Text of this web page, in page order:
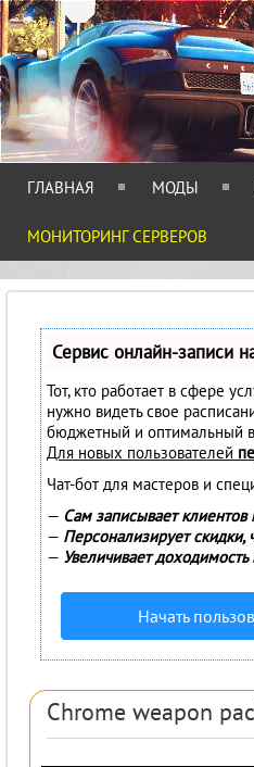
ГЛАВНАЯ МОДЫ
МОНИТОРИНГ СЕРВЕРОВ
Сервис онлайн-записи
Тот, кто работает в сфере
нужно видеть свое
бюджетный и оптимальный
Для новых пользователей
Чат-бот для мастеров и
— Сам записывает
— Персонализирует
— Увеличивает
Начать
Chrome weapon